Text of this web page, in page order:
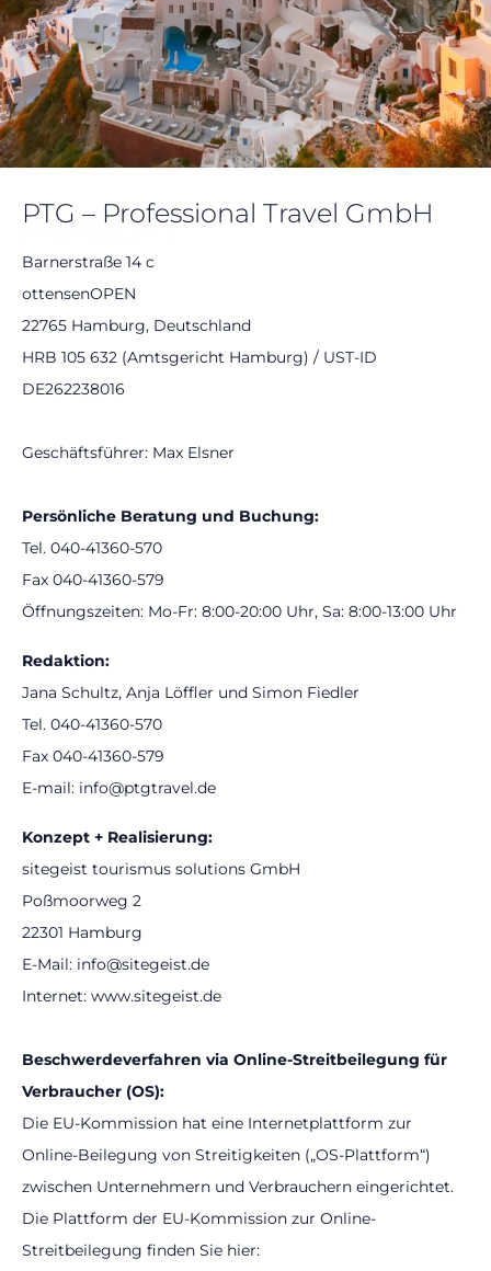
Impressum
PTG – Professional Travel GmbH
Barnerstraße 14 c
ottensenOPEN
22765 Hamburg, Deutschland
HRB 105 632 (Amtsgericht Hamburg) / UST-ID
DE262238016
Geschäftsführer: Max Elsner
Persönliche Beratung und Buchung:
Tel. 040-41360-570
Fax 040-41360-579
Öffnungszeiten: Mo-Fr: 8:00-20:00 Uhr, Sa: 8:00-13:00 Uhr
Redaktion:
Jana Schultz, Anja Löffler und Simon Fiedler
Tel. 040-41360-570
Fax 040-41360-579
E-mail: info@ptgtravel.de
Konzept + Realisierung:
sitegeist tourismus solutions GmbH
Poßmoorweg 2
22301 Hamburg
E-Mail: info@sitegeist.de
Internet: www.sitegeist.de
Beschwerdeverfahren via Online-Streitbeilegung für
Verbraucher (OS):
Die EU-Kommission hat eine Internetplattform zur
Online-Beilegung von Streitigkeiten („OS-Plattform“)
zwischen Unternehmern und Verbrauchern eingerichtet.
Die Plattform der EU-Kommission zur Online-
Streitbeilegung finden Sie hier: